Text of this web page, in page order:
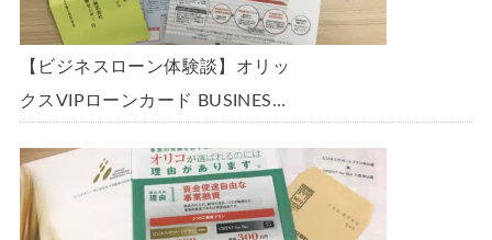
【ビジネスローン体験談】オリッ
クスVIPローンカード BUSINESS
の金利で借りられました。全手順
を丁寧に解説します。